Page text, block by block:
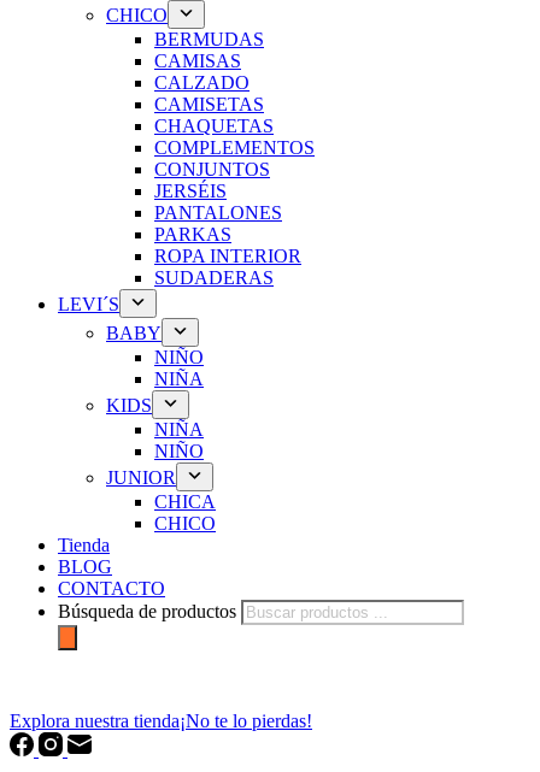
CHICO
BERMUDAS
CAMISAS
CALZADO
CAMISETAS
CHAQUETAS
COMPLEMENTOS
CONJUNTOS
JERSÉIS
PANTALONES
PARKAS
ROPA INTERIOR
SUDADERAS
LEVI´S
BABY
NIÑO
NIÑA
KIDS
NIÑA
NIÑO
JUNIOR
CHICA
CHICO
Tienda
BLOG
CONTACTO
Búsqueda de productos
Explora nuestra tienda¡No te lo pierdas!